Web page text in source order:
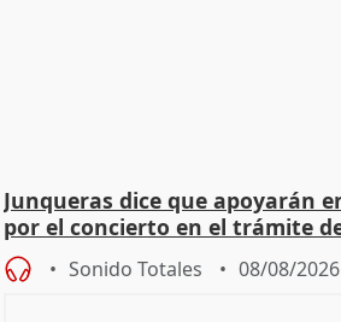
Junqueras dice que apoyarán
por el concierto en el trámite
Sonido Totales 08/08/2026